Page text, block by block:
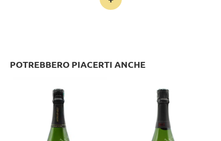
POTREBBERO PIACERTI ANCHE